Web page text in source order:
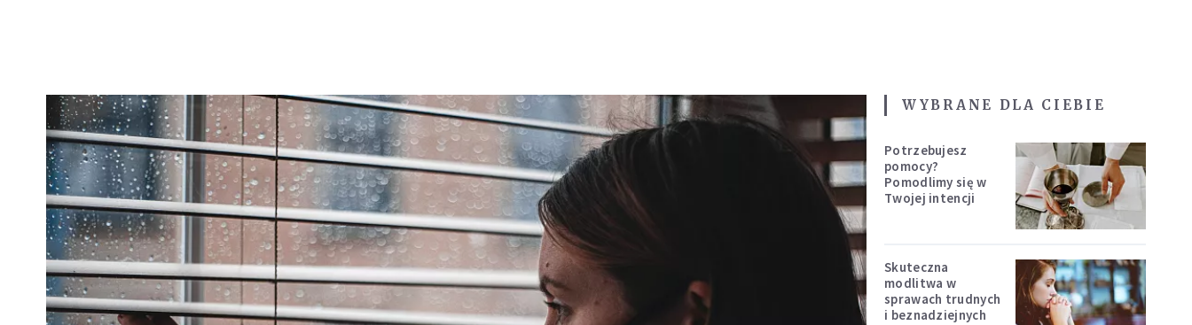
WYBRANE DLA CIEBIE
Potrzebujesz
pomocy?
Pomodlimy się w
Twojej intencji
Skuteczna
modlitwa w
sprawach trudnych
i beznadziejnych